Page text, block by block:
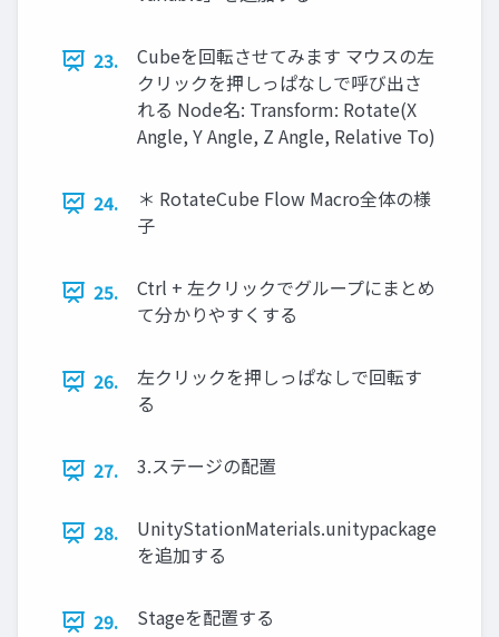
23.
Cubeを回転させてみます マウスの左
クリックを押しっぱなしで呼び出さ
れる Node名: Transform: Rotate(X
Angle, Y Angle, Z Angle, Relative To)
24.
＊ RotateCube Flow Macro全体の様
子
25.
Ctrl + 左クリックでグループにまとめ
て分かりやすくする
26.
左クリックを押しっぱなしで回転す
る
27. 3.ステージの配置
28.
UnityStationMaterials.unitypackage
を追加する
29. Stageを配置する